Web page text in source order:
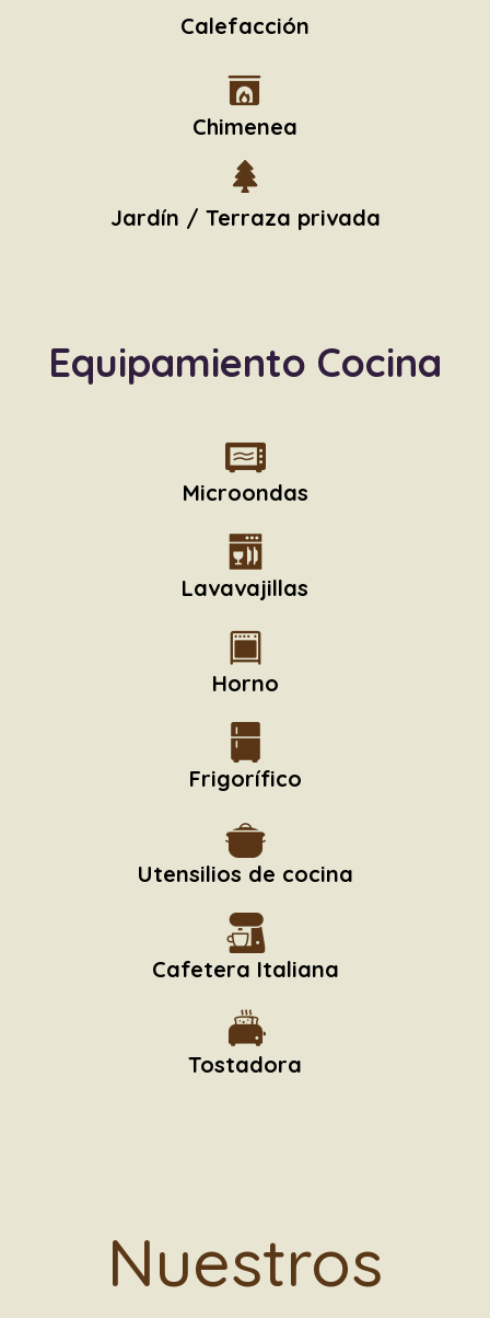
Calefacción
Chimenea
Jardín / Terraza privada
Equipamiento Cocina
Microondas
Lavavajillas
Horno
Frigorífico
Utensilios de cocina
Cafetera Italiana
Tostadora
Nuestros